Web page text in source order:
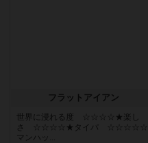
フラットアイアン
世界に浸れる度 ☆☆☆☆★楽し
さ ☆☆☆☆★タイパ ☆☆☆☆☆
マンハッ...